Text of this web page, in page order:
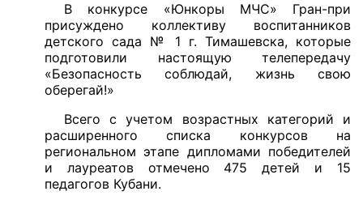
В конкурсе «Юнкоры МЧС» Гран-при
присуждено коллективу воспитанников
детского сада № 1 г. Тимашевска, которые
подготовили настоящую телепередачу
«Безопасность соблюдай, жизнь свою
оберегай!»
Всего с учетом возрастных категорий и
расширенного списка конкурсов на
региональном этапе дипломами победителей
и лауреатов отмечено 475 детей и 15
педагогов Кубани.